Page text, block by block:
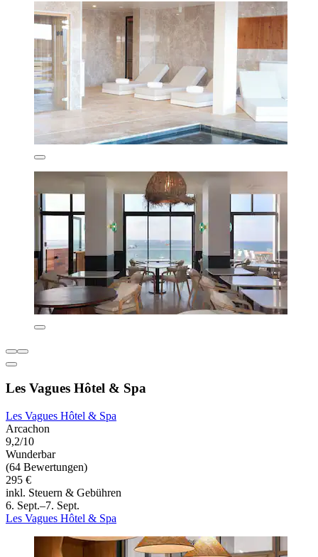
Les Vagues Hôtel & Spa
Les Vagues Hôtel & Spa
Arcachon
9,2/10
Wunderbar
(64 Bewertungen)
295 €
inkl. Steuern & Gebühren
6. Sept.–7. Sept.
Les Vagues Hôtel & Spa